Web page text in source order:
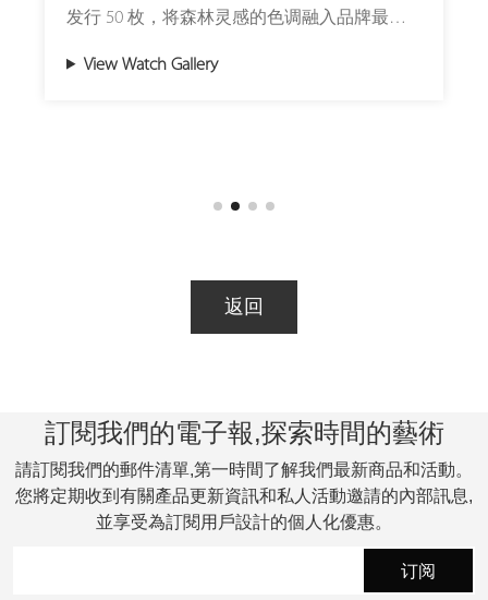
发行 50 枚，将森林灵感的色调融入品牌最优
壳设计，展现 Armin Strom 对称美学与机械工
艺的融合。38 毫米不锈钢表壳配备前后防反光
腕表搭载手动上链 AMW21 自制机芯，提供长
达 100 小时的动力储存。得益于品牌专利的等
力发条盒设计，兼具效率与紧凑性。机芯振频
View Watch Gallery
返回
訂閱我們的電子報,探索時間的藝術
請訂閱我們的郵件清單,第一時間了解我們最新商品和活動。
您將定期收到有關產品更新資訊和私人活動邀請的內部訊息,
並享受為訂閱用戶設計的個人化優惠。
订阅